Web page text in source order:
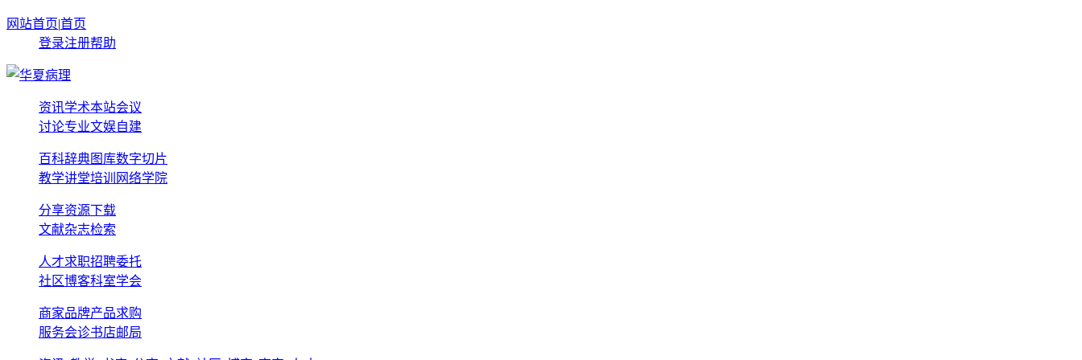
网站首页|首页
登录注册帮助
资讯学术本站会议
讨论专业文娱自建
百科辞典图库数字切片
教学讲堂培训 网络学院
分享资源下载
文献杂志检索
人才求职招聘委托
社区博客科室学会
商家品牌产品求购
服务会诊书店邮局